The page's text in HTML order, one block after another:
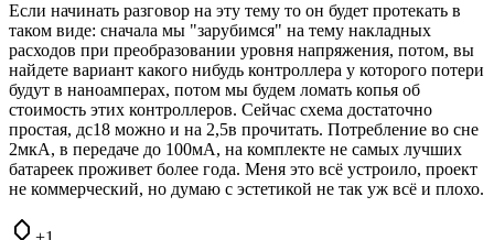
Если начинать разговор на эту тему то он будет протекать в
таком виде: сначала мы "зарубимся" на тему накладных
расходов при преобразовании уровня напряжения, потом, вы
найдете вариант какого нибудь контроллера у которого потери
будут в наноамперах, потом мы будем ломать копья об
стоимость этих контроллеров. Сейчас схема достаточно
простая, дс18 можно и на 2,5в прочитать. Потребление во сне
2мкА, в передаче до 100мА, на комплекте не самых лучших
батареек проживет более года. Меня это всё устроило, проект
не коммерческий, но думаю с эстетикой не так уж всё и плохо.